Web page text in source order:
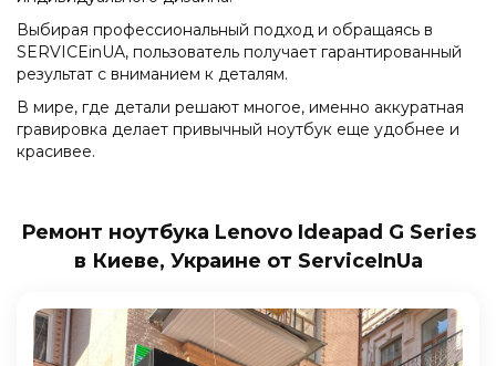
Выбирая профессиональный подход и обращаясь в
SERVICEinUA, пользователь получает гарантированный
результат с вниманием к деталям.
В мире, где детали решают многое, именно аккуратная
гравировка делает привычный ноутбук еще удобнее и
красивее.
Ремонт ноутбука Lenovo Ideapad G Series
в Киеве, Украине от ServiceInUa